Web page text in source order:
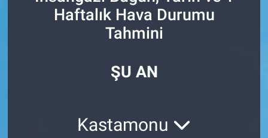
Haftalık Hava Durumu
Tahmini
ŞU AN
Kastamonu
Son Dakika Haberleri